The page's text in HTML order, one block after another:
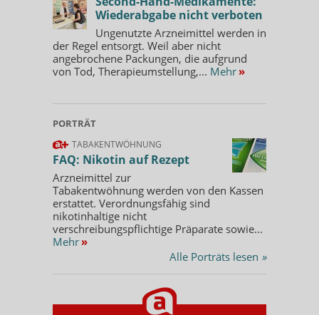
Wiederabgabe nicht verboten
Ungenutzte Arzneimittel werden in
der Regel entsorgt. Weil aber nicht
angebrochene Packungen, die aufgrund
von Tod, Therapieumstellung,... Mehr »
PORTRÄT
TABAKENTWÖHNUNG
FAQ: Nikotin auf Rezept
Arzneimittel zur
Tabakentwöhnung werden von den Kassen
erstattet. Verordnungsfähig sind
nikotinhaltige nicht
verschreibungspflichtige Präparate sowie...
Mehr »
Alle Porträts lesen »